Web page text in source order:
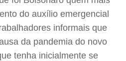
do auxílio emergencial
informais que
da pandemia do novo
tenha inicialmente se